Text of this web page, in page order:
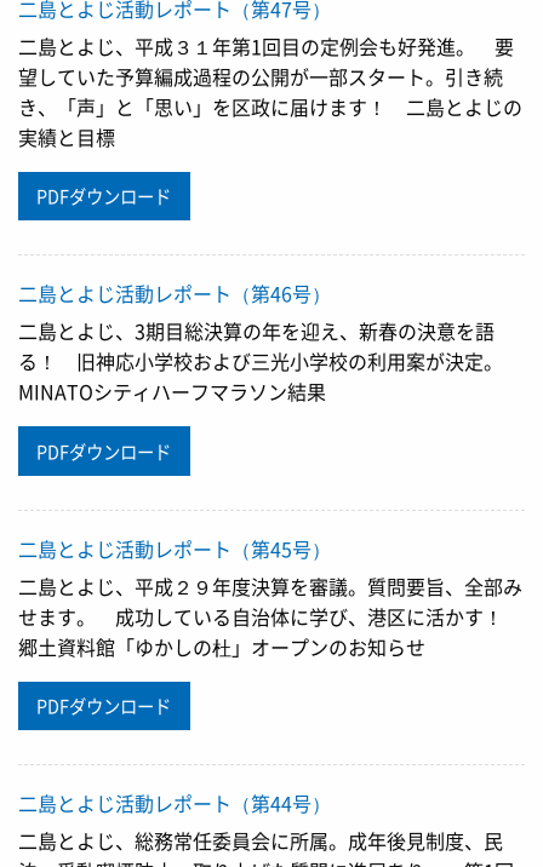
二島とよじ活動レポート（第47号）
二島とよじ、平成３１年第1回目の定例会も好発進。 要
望していた予算編成過程の公開が一部スタート。引き続
き、「声」と「思い」を区政に届けます！ 二島とよじの
実績と目標
PDFダウンロード
二島とよじ活動レポート（第46号）
二島とよじ、3期目総決算の年を迎え、新春の決意を語
る！ 旧神応小学校および三光小学校の利用案が決定。
MINATOシティハーフマラソン結果
PDFダウンロード
二島とよじ活動レポート（第45号）
二島とよじ、平成２９年度決算を審議。質問要旨、全部み
せます。 成功している自治体に学び、港区に活かす！
郷土資料館「ゆかしの杜」オープンのお知らせ
PDFダウンロード
二島とよじ活動レポート（第44号）
二島とよじ、総務常任委員会に所属。成年後見制度、民